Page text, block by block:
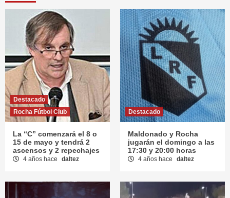
Destacado
Rocha Fútbol Club
La “C” comenzará el 8 o
15 de mayo y tendrá 2
ascensos y 2 repechajes
4 años hace daltez
Destacado
Maldonado y Rocha
jugarán el domingo a las
17:30 y 20:00 horas
4 años hace daltez